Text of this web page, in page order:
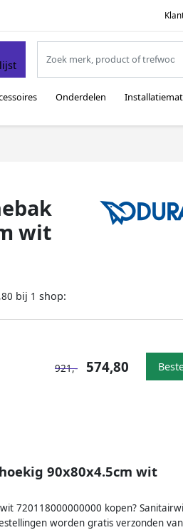
Onderdelen
wit
bij 1 shop:
921,- 574,80
90x80x4.5cm wit
720118000000000 kopen?
worden gratis verzonden